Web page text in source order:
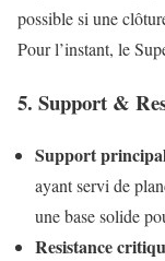
possible si une
Pour l’instant, le
5. Support &
Support
ayant servi de
une base solide
Resistance